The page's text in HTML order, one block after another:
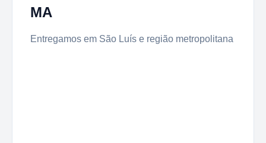
MA
Entregamos em São Luís e região metropolitana